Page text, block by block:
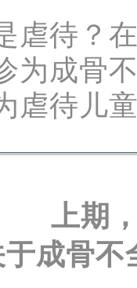
虐待？
为成骨
虐待儿
上期
于成骨不